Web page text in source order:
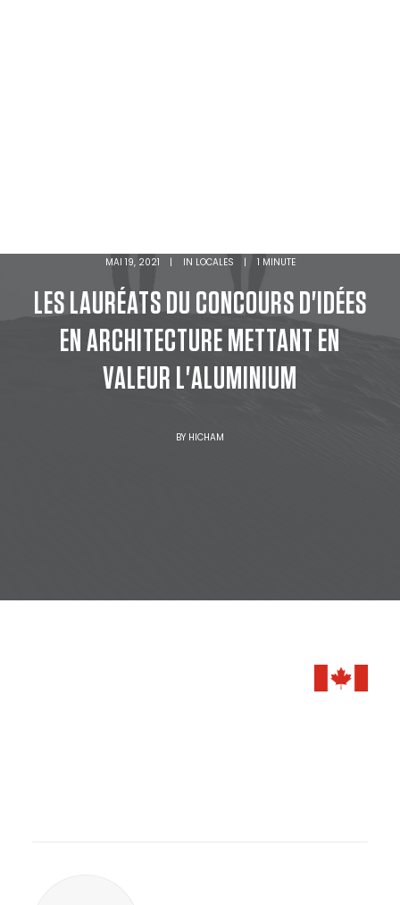
MAI 19, 2021 | IN LOCALES | 1 MINUTE
LES LAURÉATS DU CONCOURS D'IDÉES
EN ARCHITECTURE METTANT EN
VALEUR L'ALUMINIUM
BY HICHAM